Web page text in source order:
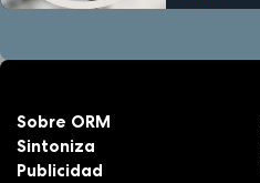
Sobre ORM
Sintoniza
Publicidad